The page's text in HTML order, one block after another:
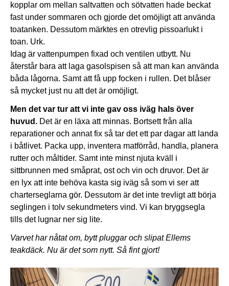
kopplar om mellan saltvatten och sötvatten hade beckat
fast under sommaren och gjorde det omöjligt att använda
toatanken. Dessutom märktes en otrevlig pissoarlukt i
toan. Urk.
Idag är vattenpumpen fixad och ventilen utbytt. Nu
återstår bara att laga gasolspisen så att man kan använda
båda lågorna. Samt att få upp focken i rullen. Det blåser
så mycket just nu att det är omöjligt.
Men det var tur att vi inte gav oss iväg hals över
huvud. Det är en läxa att minnas. Bortsett från alla
reparationer och annat fix så tar det ett par dagar att landa
i båtlivet. Packa upp, inventera matförråd, handla, planera
rutter och måltider. Samt inte minst njuta kväll i
sittbrunnen med småprat, ost och vin och druvor. Det är
en lyx att inte behöva kasta sig iväg så som vi ser att
charterseglarna gör. Dessutom är det inte trevligt att börja
seglingen i tolv sekundmeters vind. Vi kan bryggsegla
tills det lugnar ner sig lite.
Varvet har nåtat om, bytt pluggar och slipat Ellems
teakdäck. Nu är det som nytt. Så fint gjort!